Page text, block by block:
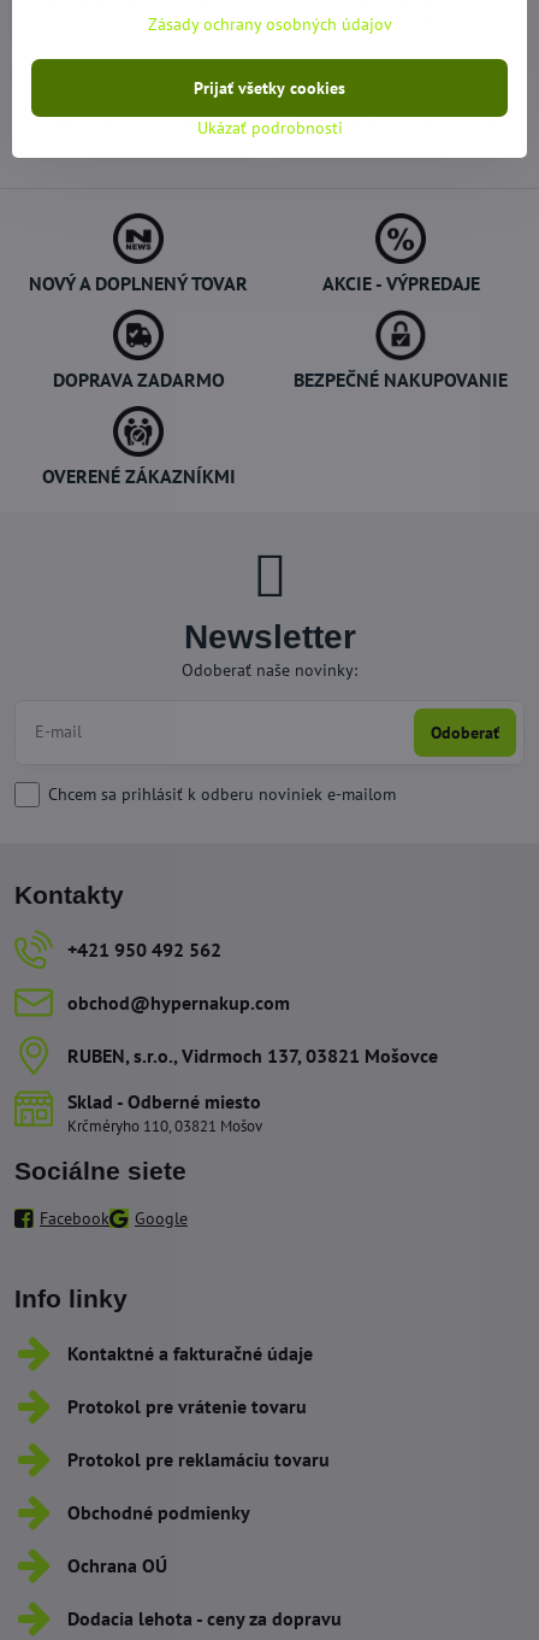
vákuovanie
Vákuovačky a zváračky fólií Fólie a vrecká na vákuovanie
NOVÝ A DOPLNENÝ TOVAR AKCIE - VÝPREDAJE
DOPRAVA ZADARMO BEZPEČNÉ NAKUPOVANIE
OVERENÉ ZÁKAZNÍKMI
Newsletter
Odoberať naše novinky:
Odoberať
Chcem sa prihlásiť k odberu noviniek e-mailom
Kontakty
+421 950 492 562
obchod​@hypernakup​.com
RUBEN, s​.r​.o​., Vidrmoch 137, 03821 Mošovce
Sklad - Odberné miesto
Krčméryho 110, 03821 Mošov
Sociálne siete
Facebook Google
Info linky
Kontaktné a fakturačné údaje
Protokol pre vrátenie tovaru
Protokol pre reklamáciu tovaru
Obchodné podmienky
Ochrana OÚ
Dodacia lehota - ceny za dopravu
Zásady ochrany osobných údajov
Ukázať podrobnosti
Prijať všetky cookies